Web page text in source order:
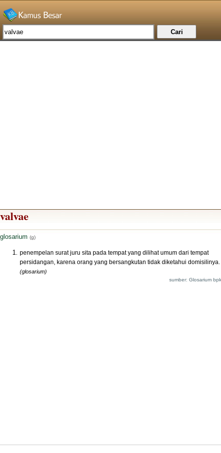
valvae
glosarium (g)
penempelan surat juru sita pada tempat yang dilihat umum dari tempat
persidangan, karena orang yang bersangkutan tidak diketahui domisilinya.
(glosarium)
sumber: Glosarium